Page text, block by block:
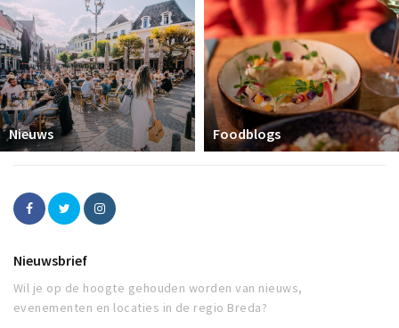
Nieuws Foodblogs
Nieuwsbrief
Wil je op de hoogte gehouden worden van nieuws,
evenementen en locaties in de regio Breda?